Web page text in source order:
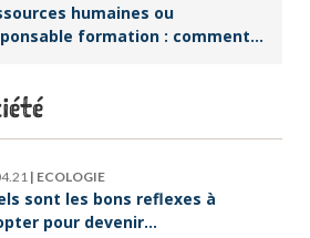
humaines ou
formation : comment
| ECOLOGIE
sont les bons reflexes à
pour devenir